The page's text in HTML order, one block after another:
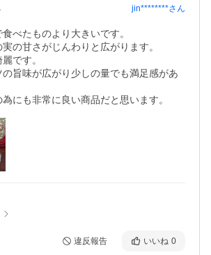
jin********さん
べたものより大きいです。
の甘さがじんわりと広がります。
です。
旨味が広がり少しの量でも満足感があ
にも非常に良い商品だと思います。
違反報告 いいね 0